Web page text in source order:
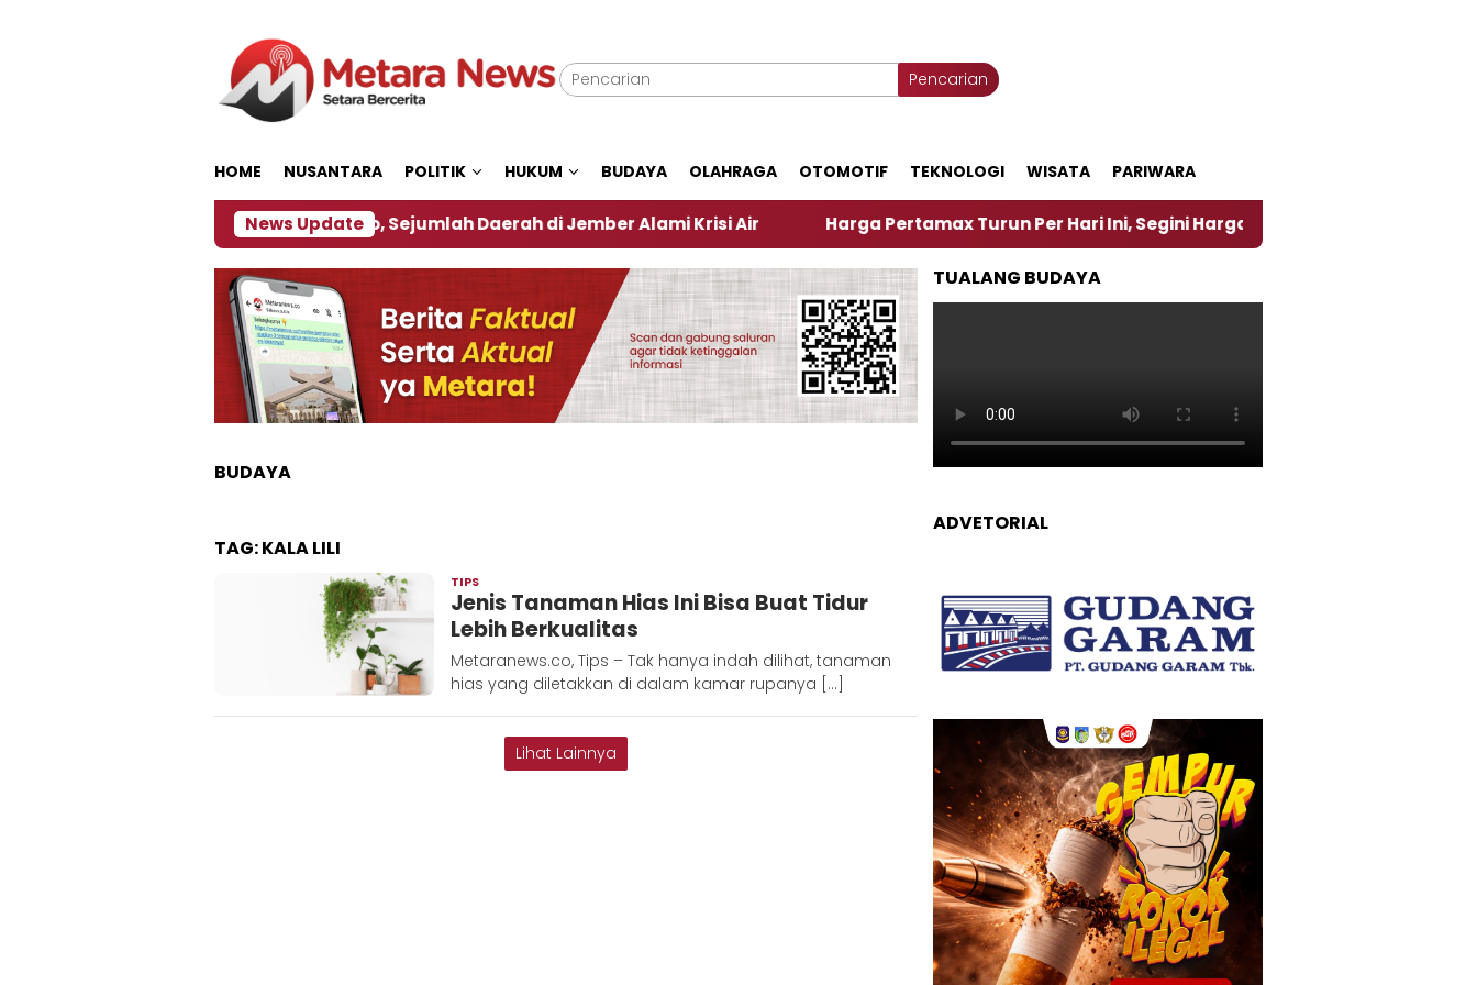
Pencarian
HOME NUSANTARA POLITIK HUKUM BUDAYA OLAHRAGA OTOMOTIF TEKNOLOGI WISATA PARIWARA
News Update
Dampak El Nino, Sejumlah Daerah di Jember Alami Krisi Air Harga Pertamax Turun Per Hari Ini, Segini Harganya
BUDAYA
TAG:KALA LILI
TIPS
Jenis Tanaman Hias Ini Bisa Buat Tidur
Lebih Berkualitas
Metaranews.co, Tips – Tak hanya indah dilihat, tanaman
hias yang diletakkan di dalam kamar rupanya […]
Lihat Lainnya
TUALANG BUDAYA
ADVETORIAL